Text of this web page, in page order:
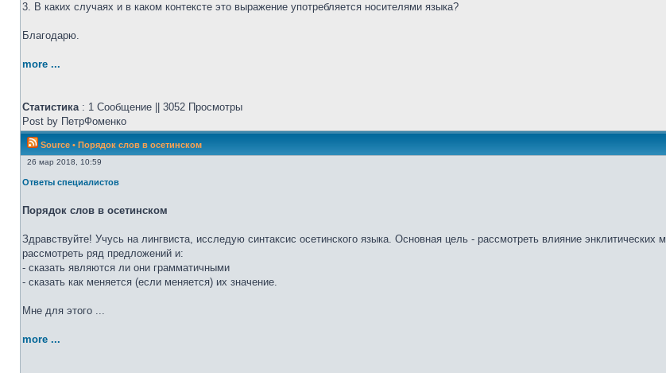
3. В каких случаях и в каком контексте это выражение употребляется носителями языка?
Благодарю.
more ...
Статистика: 1 Сообщение || 3052 Просмотры
Post by ПетрФоменко
Source • Порядок слов в осетинском
26 мар 2018, 10:59
Ответы специалистов
Порядок слов в осетинском
Здравствуйте! Учусь на лингвиста, исследую синтаксис осетинского языка. Основная цель - рассмотреть влияние
рассмотреть ряд предложений и:
- сказать являются ли они грамматичными
- сказать как меняется (если меняется) их значение.
Мне для этого ...
more ...